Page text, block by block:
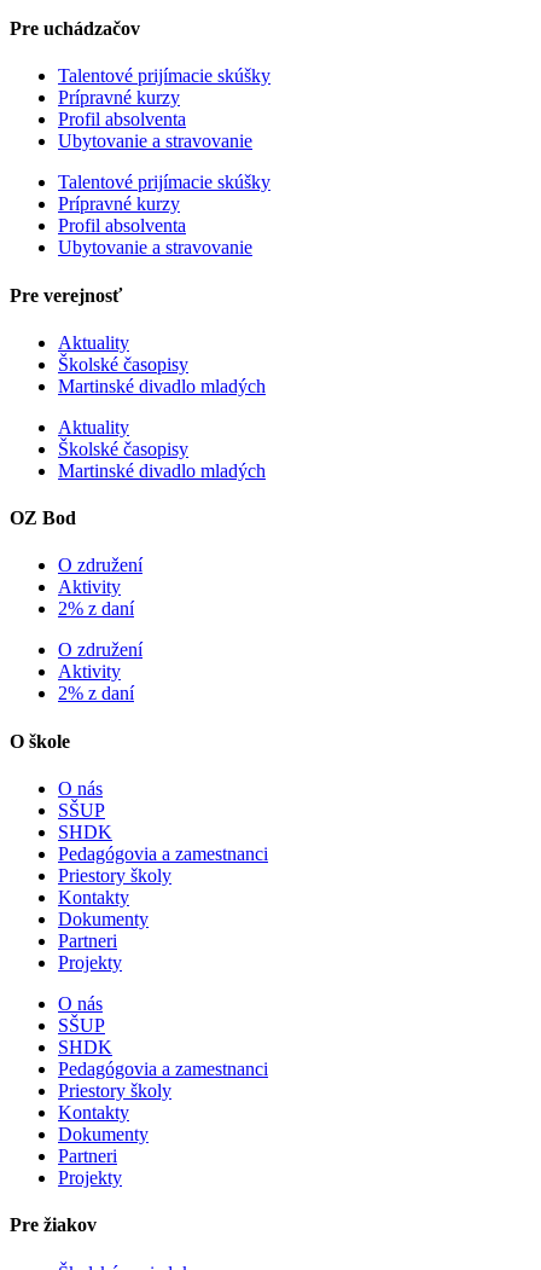
Pre uchádzačov
Talentové prijímacie skúšky
Prípravné kurzy
Profil absolventa
Ubytovanie a stravovanie
Talentové prijímacie skúšky
Prípravné kurzy
Profil absolventa
Ubytovanie a stravovanie
Pre verejnosť
Aktuality
Školské časopisy
Martinské divadlo mladých
Aktuality
Školské časopisy
Martinské divadlo mladých
OZ Bod
O združení
Aktivity
2% z daní
O združení
Aktivity
2% z daní
O škole
O nás
SŠUP
SHDK
Pedagógovia a zamestnanci
Priestory školy
Kontakty
Dokumenty
Partneri
Projekty
O nás
SŠUP
SHDK
Pedagógovia a zamestnanci
Priestory školy
Kontakty
Dokumenty
Partneri
Projekty
Pre žiakov